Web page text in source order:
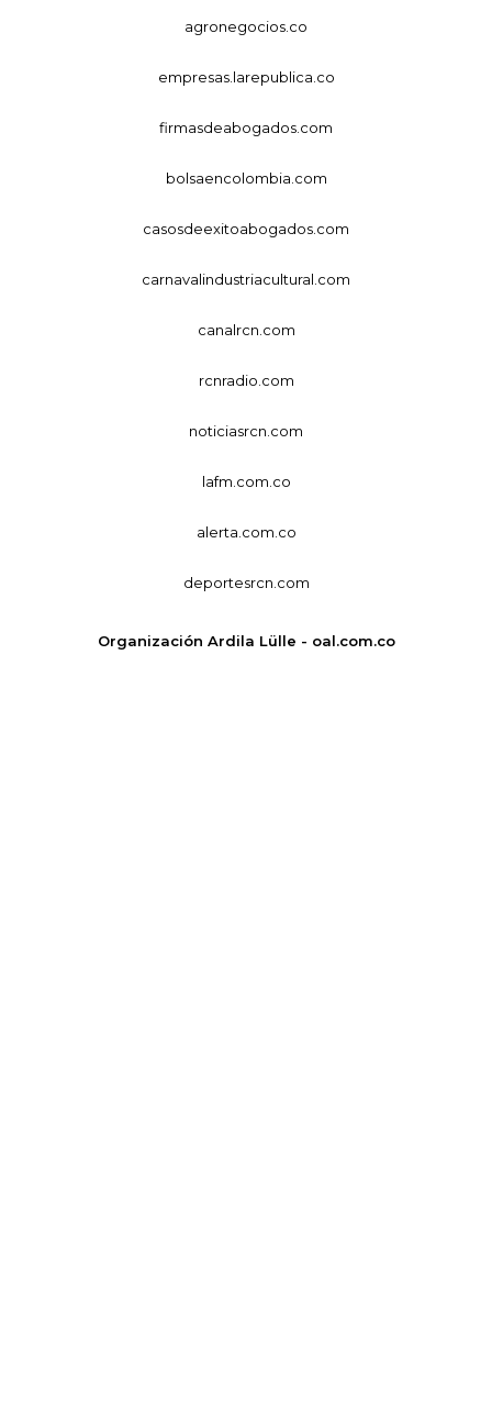
agronegocios.co
empresas.larepublica.co
firmasdeabogados.com
bolsaencolombia.com
casosdeexitoabogados.com
carnavalindustriacultural.com
canalrcn.com
rcnradio.com
noticiasrcn.com
lafm.com.co
alerta.com.co
deportesrcn.com
Organización Ardila Lülle - oal.com.co